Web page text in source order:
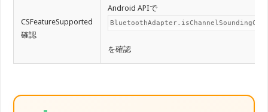
CSFeatureSupported
確認
Android APIで
を確認